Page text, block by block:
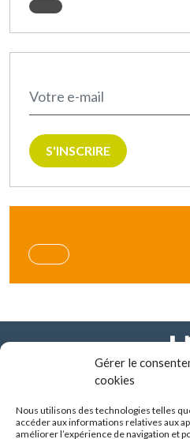
Gérer le
cookies
Nous utilisons des technologies telles
accéder aux informations relatives aux
améliorer l’expérience de navigation et
S'INSCRIRE
290 route de